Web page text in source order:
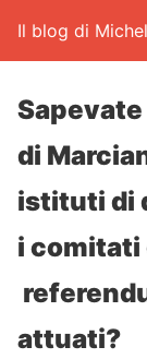
Il blog di
di
istituti di
i comitati
attuati?